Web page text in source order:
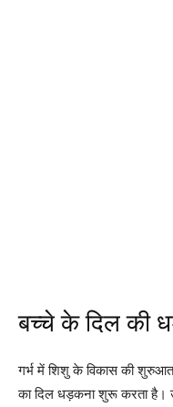
बच्चे के दिल की
गर्भ में शिशु के विकास की
का दिल धड़कना शुरू करता है।